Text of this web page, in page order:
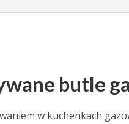
butle
w kuchenkach